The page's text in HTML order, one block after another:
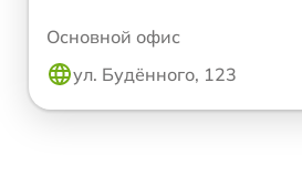
Основной офис
ул. Будённого, 123